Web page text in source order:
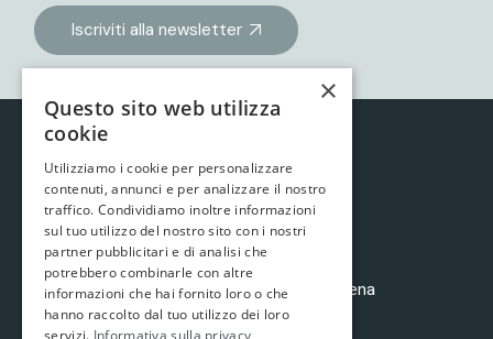
Iscriviti alla newsletter
è un progetto di Brave ArtseMollusco&Balena
Cookies policy|Privacy policy
×
Questo sito web utilizza
cookie
Utilizziamo i cookie per personalizzare
contenuti, annunci e per analizzare il nostro
traffico. Condividiamo inoltre informazioni
sul tuo utilizzo del nostro sito con i nostri
partner pubblicitari e di analisi che
potrebbero combinarle con altre
informazioni che hai fornito loro o che
hanno raccolto dal tuo utilizzo dei loro
servizi. Informativa sulla privacy